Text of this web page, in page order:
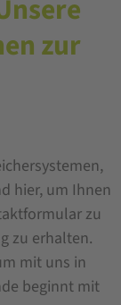
zur
hier, um Ihnen
zu
zu erhalten.
mit uns in
beginnt mit